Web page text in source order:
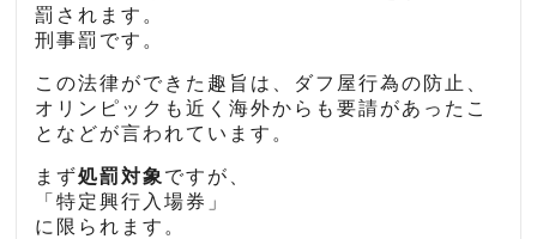
罰されます。
刑事罰です。
この法律ができた趣旨は、ダフ屋行為の防止、
オリンピックも近く海外からも要請があったこ
となどが言われています。
まず処罰対象 ですが、
「特定興行入場券」
に限られます。